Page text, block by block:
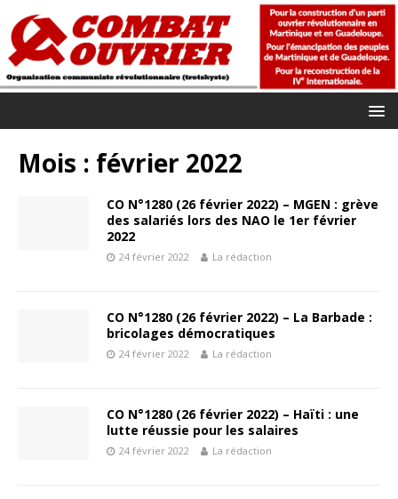
Mois : février 2022
CO N°1280 (26 février 2022) – MGEN : grève
des salariés lors des NAO le 1er février
2022
24 février 2022 La rédaction
CO N°1280 (26 février 2022) – La Barbade :
bricolages démocratiques
24 février 2022 La rédaction
CO N°1280 (26 février 2022) – Haïti : une
lutte réussie pour les salaires
24 février 2022 La rédaction